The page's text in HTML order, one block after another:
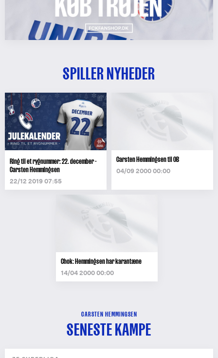
SPILLER NYHEDER
Ring til et rygnummer: 22. december -
Carsten Hemmingsen
22/12 2019 07:55
Carsten Hemmingsen til OB
04/09 2000 00:00
Chok: Hemmingsen har karantæne
14/04 2000 00:00
CARSTEN HEMMINGSEN
SENESTE KAMPE